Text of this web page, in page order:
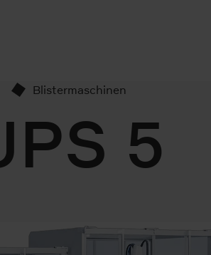
Blistermaschinen
5